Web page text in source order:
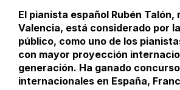
El pianista español Rubén Talón,
Valencia, está considerado por
público, como uno de los
con mayor proyección
generación. Ha ganado
internacionales en España,